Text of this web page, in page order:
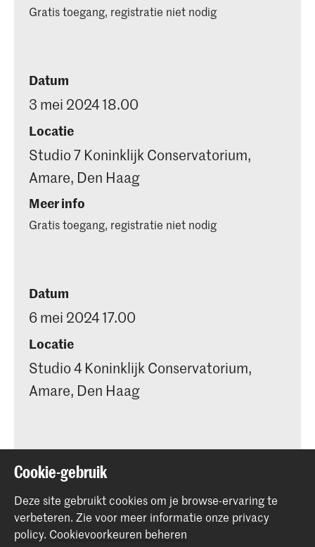
Gratis toegang, registratie niet nodig
Datum
3 mei 2024 18.00
Locatie
Studio 7 Koninklijk Conservatorium,
Amare, Den Haag
Meer info
Gratis toegang, registratie niet nodig
Datum
6 mei 2024 17.00
Locatie
Studio 4 Koninklijk Conservatorium,
Amare, Den Haag
Deel dit item
Cookie-gebruik
Deze site gebruikt cookies om je browse-ervaring te
verbeteren. Zie voor meer informatie onze privacy
policy. Cookievoorkeuren beheren